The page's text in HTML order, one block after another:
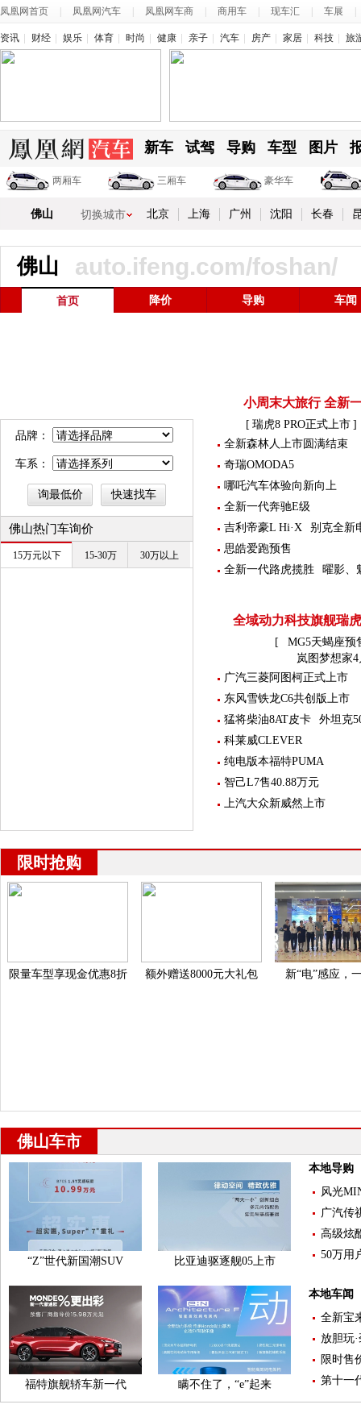
凤凰网首页 凤凰网汽车 凤凰网车商 商用车 现车汇 车展
资讯 财经 娱乐 体育 时尚 健康 亲子 汽车 房产 家居 科技 旅
新车 试驾 导购 车型 图片
两厢车 三厢车 豪华车
敞篷车
佛山 切换城市 北京 上海 广州 沈阳 长春
佛山 auto.ifeng.com/foshan/
首页 降价 导购 车闻
i询价 帮你询找本地最低价
品牌：
车系：
佛山热门车询价
15万元以下 15-30万 30万以上
小周末大旅行 全新
[ 瑞虎8 PRO正式上市 ]
全新森林人上市圆满结束
奇瑞OMODA5
哪吒汽车体验向新向上
全新一代奔驰E级
吉利帝豪L Hi·X
别克全新
思皓爱跑预售
全新一代路虎揽胜
曜影、
全域动力科技旗舰瑞
[
MG5天蝎座预
岚图梦想家
广汽三菱阿图柯正式上市
东风雪铁龙C6共创版上市
猛将柴油8AT皮卡
外坦克
科莱威CLEVER
纯电版本福特PUMA
智己L7售40.88万元
上汽大众新威然上市
限时抢购
限量车型享现金优惠8折 额外赠送8000元大礼包 新“电”感应，
佛山车市
“Z”世代新国潮SUV 比亚迪驱逐舰05上市
福特旗舰轿车新一代 瞒不住了，“e”起来
本地导购
风光
广汽传
高级炫
50万用
本地车闻
全新宝
放胆玩
限时售
第十一